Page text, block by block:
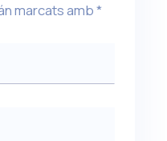
marcats amb*